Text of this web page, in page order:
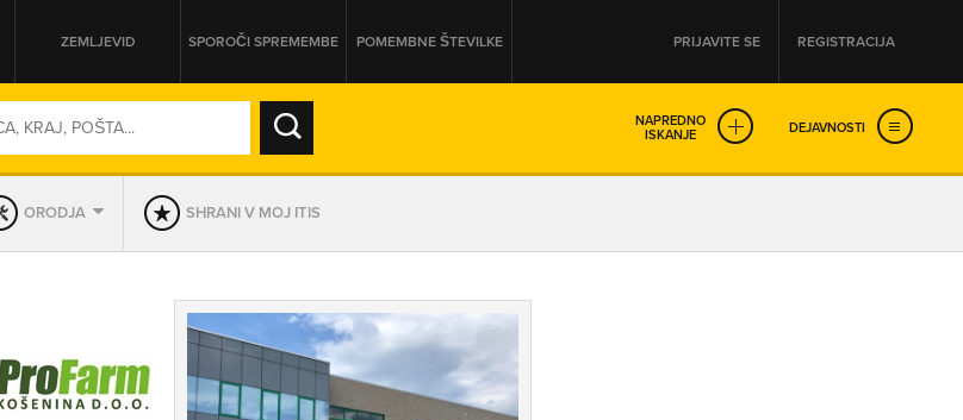
ZEMLJEVID SPOROČI SPREMEMBE POMEMBNE ŠTEVILKE PRIJAVITE SE REGISTRACIJA
NAPREDNO
ISKANJE DEJAVNOSTI
SO ODPRTA V
SO TRENUTNO ODPRTA
PRIKAŽI PODJETJA KI IMAJO
ORODJA SHRANI V MOJ ITIS